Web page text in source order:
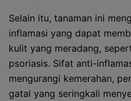
Selain itu, tanaman ini
inflamasi yang dapat
kulit yang meradang,
psoriasis. Sifat anti-
mengurangi kemerahan,
gatal yang seringkali